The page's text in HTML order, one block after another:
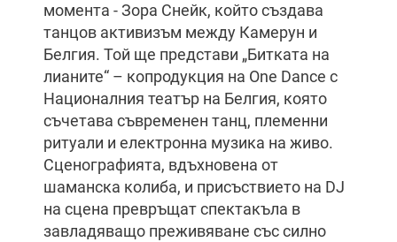
момента - Зора Снейк, който създава
танцов активизъм между Камерун и
Белгия. Той ще представи „Битката на
лианите“ – копродукция на One Dance с
Националния театър на Белгия, която
съчетава съвременен танц, племенни
ритуали и електронна музика на живо.
Сценографията, вдъхновена от
шаманска колиба, и присъствието на DJ
на сцена превръщат спектакъла в
завладяващо преживяване със силно